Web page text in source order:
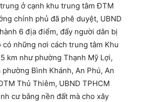
ở cạnh khu trung tâm ĐTM
chính phủ đã phê duyệt, UBND
6 địa điểm, đẩy người dân bị
những nơi cách trung tâm Khu
km như phường Thạnh Mỹ Lợi,
Bình Khánh, An Phú, An
Thủ Thiêm, UBND TPHCM
cư bằng nền đất mà cho xây